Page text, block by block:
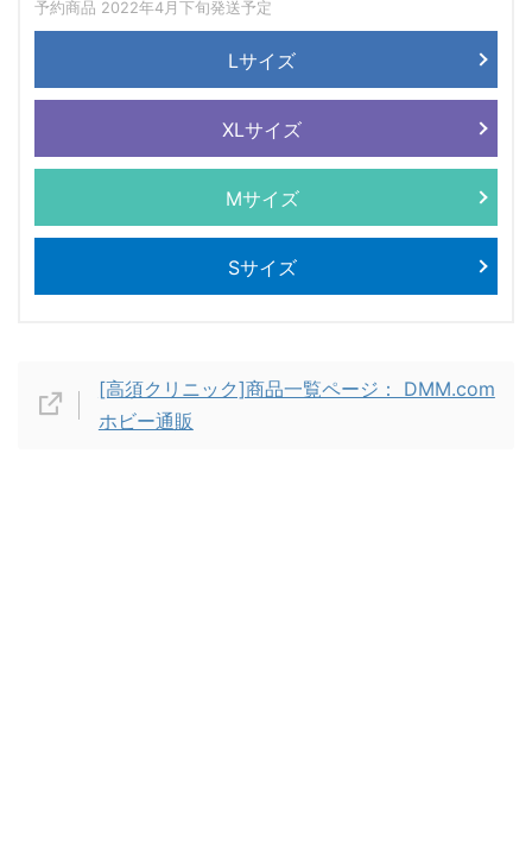
予約商品 2022年4月下旬発送予定
Lサイズ
XLサイズ
Mサイズ
Sサイズ
[高須クリニック]商品一覧ページ： DMM.com
ホビー通販